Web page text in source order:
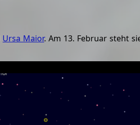
Ursa Maior. Am 13. Februar steht